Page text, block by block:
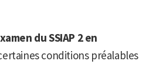
du SSIAP 2 en
conditions préalables